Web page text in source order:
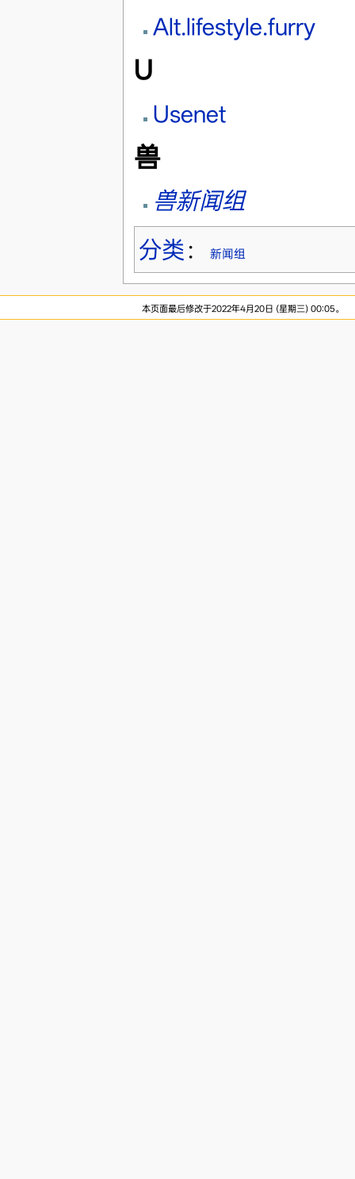
Alt.lifestyle.furry
U
Usenet
兽
兽新闻组
分类 ： 新闻组
本页面最后修改于2022年4月20日 (星期三) 00:05。